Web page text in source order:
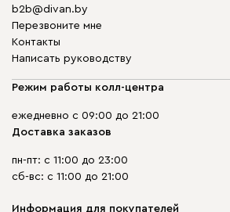
b2b@divan.by
Перезвоните мне
Контакты
Написать руководству
Режим работы колл-центра
ежедневно с 09:00 до 21:00
Доставка заказов
пн-пт: с 11:00 до 23:00
сб-вс: с 11:00 до 21:00
Информация для покупателей